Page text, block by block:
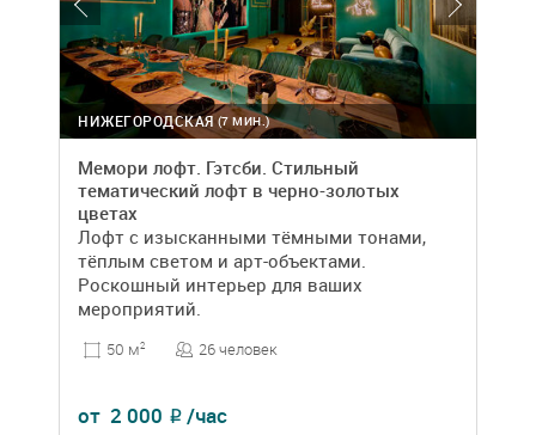
(7 МИН.)
НИЖЕГОРОДСКАЯ
Мемори лофт. Гэтсби. Стильный
тематический лофт в черно-золотых
цветах
Лофт с изысканными тёмными тонами,
тёплым светом и арт-объектами.
Роскошный интерьер для ваших
мероприятий.
50 м2 26 человек
от 2 000 ₽ /час